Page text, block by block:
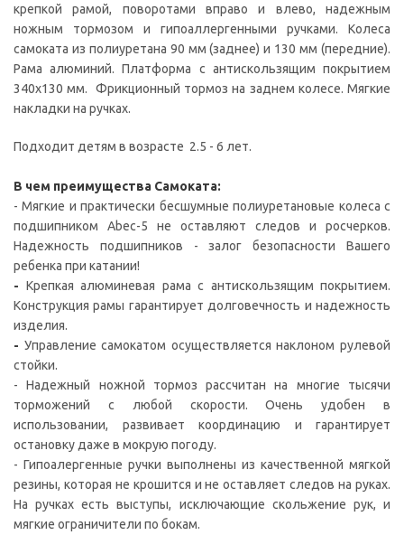
крепкой рамой, поворотами вправо и влево, надежным
ножным тормозом и гипоаллергенными ручками. Колеса
самоката из полиуретана 90 мм (заднее) и 130 мм (передние).
Рама алюминий. Платформа с антискользящим покрытием
340x130 мм. Фрикционный тормоз на заднем колесе. Мягкие
накладки на ручках.
Подходит детям в возрасте 2.5 - 6 лет.
В чем преимущества Самоката:
- Мягкие и практически бесшумные полиуретановые колеса с
подшипником Abec-5 не оставляют следов и росчерков.
Надежность подшипников - залог безопасности Вашего
ребенка при катании!
- Крепкая алюминевая рама с антискользящим покрытием.
Конструкция рамы гарантирует долговечность и надежность
изделия.
- Управление самокатом осуществляется наклоном рулевой
стойки.
- Надежный ножной тормоз рассчитан на многие тысячи
торможений с любой скорости. Очень удобен в
использовании, развивает координацию и гарантирует
остановку даже в мокрую погоду.
- Гипоалергенные ручки выполнены из качественной мягкой
резины, которая не крошится и не оставляет следов на руках.
На ручках есть выступы, исключающие скольжение рук, и
мягкие ограничители по бокам.